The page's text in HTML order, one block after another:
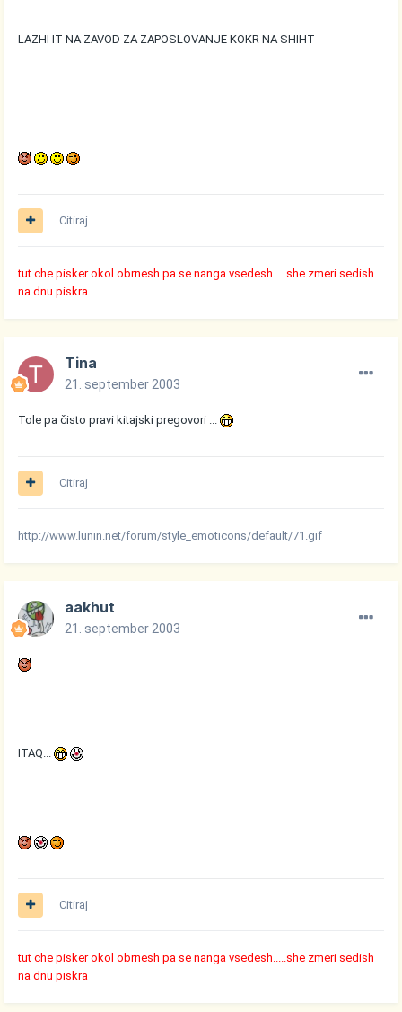
LAZHI IT NA ZAVOD ZA ZAPOSLOVANJE KOKR NA SHIHT
Citiraj
tut che pisker okol obrnesh pa se nanga vsedesh.....she zmeri sedish
na dnu piskra
Tina
21. september 2003
Tole pa čisto pravi kitajski pregovori ...
Citiraj
http://www.lunin.net/forum/style_emoticons/default/71.gif
aakhut
21. september 2003
ITAQ...
Citiraj
tut che pisker okol obrnesh pa se nanga vsedesh.....she zmeri sedish
na dnu piskra